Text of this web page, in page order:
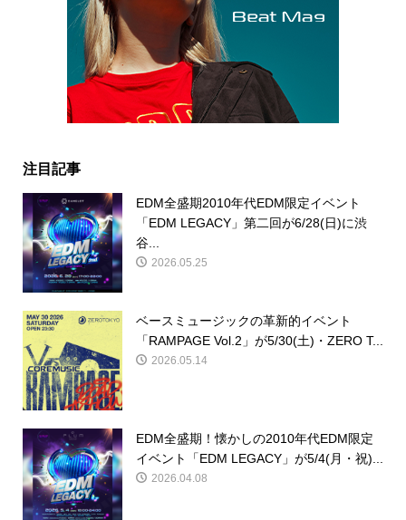
注目記事
EDM全盛期2010年代EDM限定イベント
「EDM LEGACY」第二回が6/28(日)に渋
谷...
2026.05.25
ベースミュージックの革新的イベント
「RAMPAGE Vol.2」が5/30(土)・ZERO T...
2026.05.14
EDM全盛期！懐かしの2010年代EDM限定
イベント「EDM LEGACY」が5/4(月・祝)...
2026.04.08